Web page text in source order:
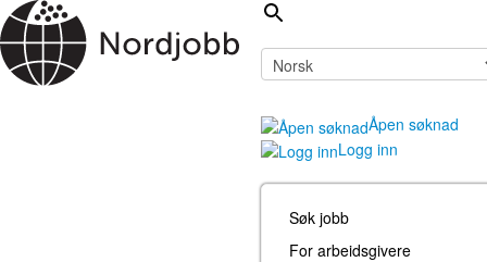
Åpen søknad
Logg inn
Søk jobb
For arbeidsgivere